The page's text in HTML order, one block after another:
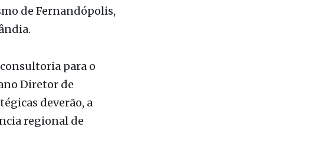
A frase foi dita na
Ribeiro Junior,
para o
Diretor de
deverão, a